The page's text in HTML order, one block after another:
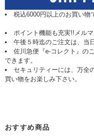
税込6000円以上のお買い物
ポイント機能も充実!!メル
午後５時迄のご注文は、当
佐川急便『e-コレクト』の
できます。
セキュリティーには、万全
買い物をお楽しみ下さい。
おすすめ商品